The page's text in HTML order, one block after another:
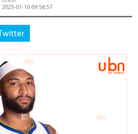
2025-01-10 09:58:57